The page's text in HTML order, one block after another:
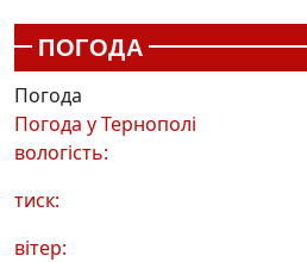
ПОГОДА
Погода
Погода уТернополі
вологість:
тиск:
вітер: